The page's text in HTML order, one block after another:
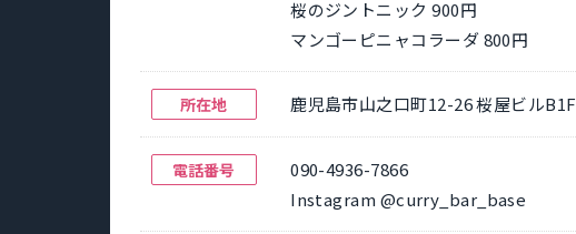
桜のジントニック 900円
マンゴーピニャコラーダ 800円
所在地 鹿児島市山之口町12-26 桜屋ビルB1F
電話番号
090-4936-7866
Instagram @curry_bar_base